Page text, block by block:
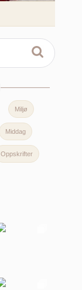
Miljø
Middag
Oppskrifter